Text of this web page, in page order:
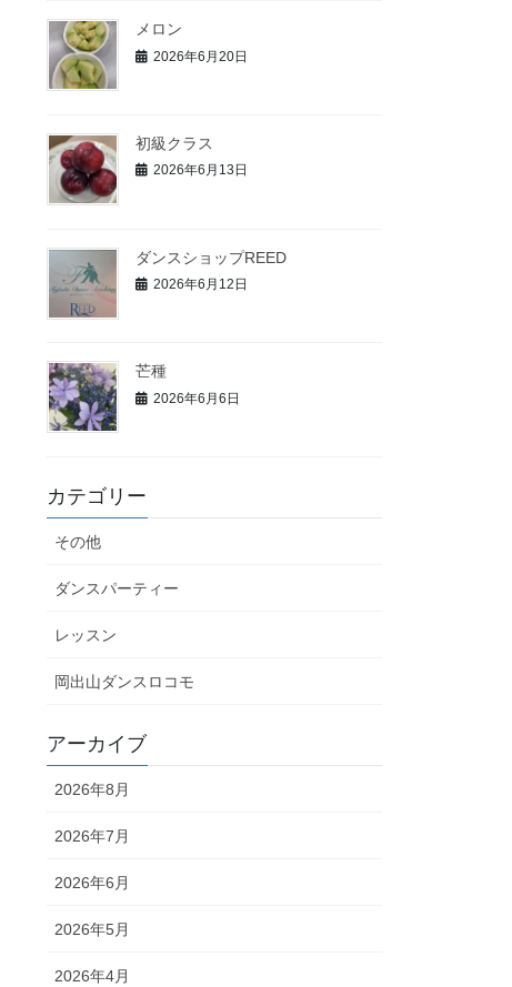
メロン
2026年6月20日
初級クラス
2026年6月13日
ダンスショップREED
2026年6月12日
芒種
2026年6月6日
カテゴリー
その他
ダンスパーティー
レッスン
岡出山ダンスロコモ
アーカイブ
2026年8月
2026年7月
2026年6月
2026年5月
2026年4月